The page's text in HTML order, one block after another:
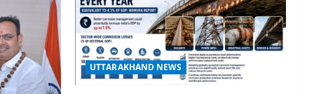
UTTARAKHAND NEWS